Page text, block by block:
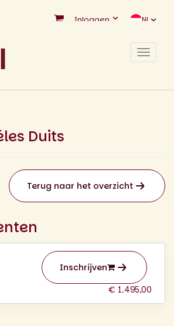
Inloggen NL
Toggle
Duits
Terug naar het overzicht
Inschrijven
€ 1.495,00